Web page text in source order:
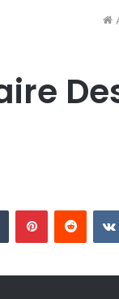
Tumblr PinterestReddit